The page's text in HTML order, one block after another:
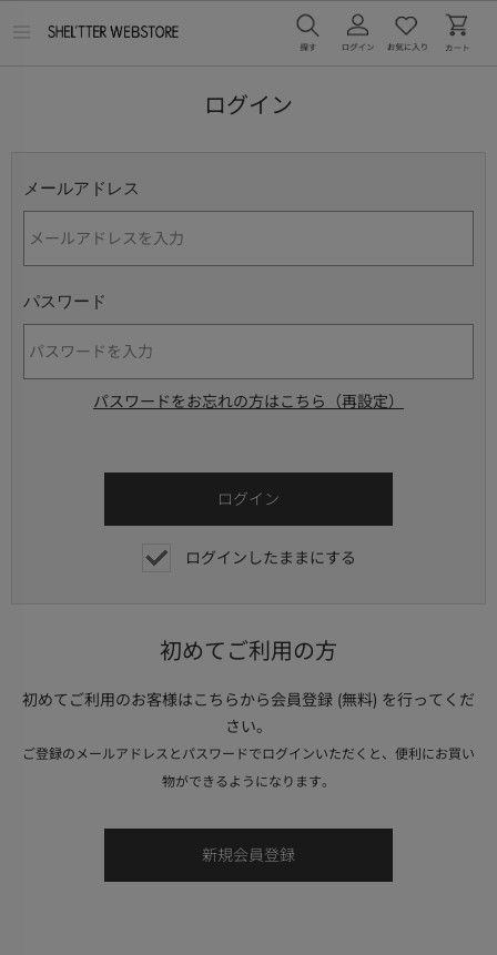
ログイン
メールアドレス
パスワード
パスワードをお忘れの方はこちら（再設定）
ログインしたままにする
初めてご利用の方
初めてご利用のお客様はこちらから会員登録 (無料) を行ってくだ
さい。
ご登録のメールアドレスとパスワードでログインいただくと、便利にお買い
物ができるようになります。